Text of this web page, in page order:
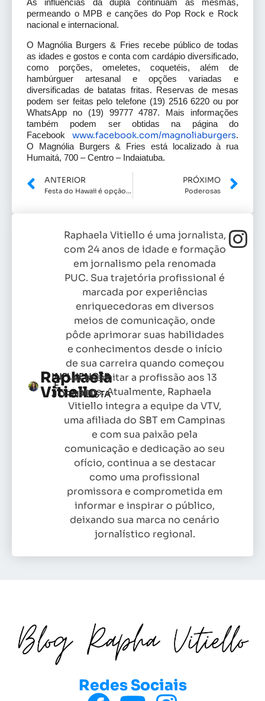
As influências da dupla continuam as mesmas,
permeando o MPB e canções do Pop Rock e Rock
nacional e internacional.
O Magnólia Burgers & Fries recebe público de todas
as idades e gostos e conta com cardápio diversificado,
como porções, omeletes, coquetéis, além de
hambúrguer artesanal e opções variadas e
diversificadas de batatas fritas. Reservas de mesas
podem ser feitas pelo telefone (19) 2516 6220 ou por
WhatsApp no (19) 99777 4787. Mais informações
também podem ser obtidas na página do
Facebook www.facebook.com/magnoliaburgers.
O Magnólia Burgers & Fries está localizado à rua
Humaitá, 700 – Centro – Indaiatuba.
ANTERIOR
Festa do Hawaii é opção do final de semana
PRÓXIMO
Poderosas
Raphaela
Vitiello
INFLUENCER
E
JORNALISTA
Raphaela Vitiello é uma jornalista,
com 24 anos de idade e formação
em jornalismo pela renomada
PUC. Sua trajetória profissional é
marcada por experiências
enriquecedoras em diversos
meios de comunicação, onde
pôde aprimorar suas habilidades
e conhecimentos desde o início
de sua carreira quando começou
as exercitar a profissão aos 13
anos. Atualmente, Raphaela
Vitiello integra a equipe da VTV,
uma afiliada do SBT em Campinas
e com sua paixão pela
comunicação e dedicação ao seu
ofício, continua a se destacar
como uma profissional
promissora e comprometida em
informar e inspirar o público,
deixando sua marca no cenário
jornalístico regional.
Redes Sociais